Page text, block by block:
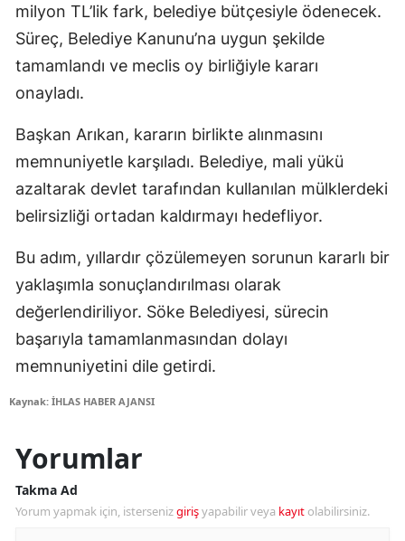
milyon TL’lik fark, belediye bütçesiyle ödenecek.
Süreç, Belediye Kanunu’na uygun şekilde
tamamlandı ve meclis oy birliğiyle kararı
onayladı.
Başkan Arıkan, kararın birlikte alınmasını
memnuniyetle karşıladı. Belediye, mali yükü
azaltarak devlet tarafından kullanılan mülklerdeki
belirsizliği ortadan kaldırmayı hedefliyor.
Bu adım, yıllardır çözülemeyen sorunun kararlı bir
yaklaşımla sonuçlandırılması olarak
değerlendiriliyor. Söke Belediyesi, sürecin
başarıyla tamamlanmasından dolayı
memnuniyetini dile getirdi.
Kaynak: İHLAS HABER AJANSI
Yorumlar
Takma Ad
Yorum yapmak için, istersenizgirişyapabilir veya kayıt olabilirsiniz.